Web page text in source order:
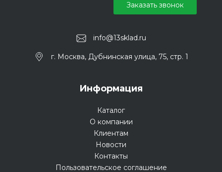
info@13sklad.ru
г. Москва, Дубнинская улица, 75, стр. 1
Заказать звонок
Информация
Каталог
О компании
Клиентам
Новости
Контакты
Пользовательское соглашение